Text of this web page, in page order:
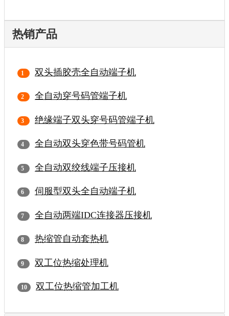
热销产品
双头插胶壳全自动端子机
全自动穿号码管端子机
绝缘端子双头穿号码管端子机
全自动双头穿色带号码管机
全自动双绞线端子压接机
伺服型双头全自动端子机
全自动两端IDC连接器压接机
热缩管自动套热机
双工位热缩处理机
双工位热缩管加工机